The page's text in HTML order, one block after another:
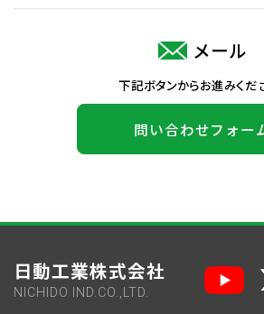
メール
下記ボタンからお進みくだ
問い合わせフォー
日動工業株式会社
NICHIDO IND.CO.,LTD.